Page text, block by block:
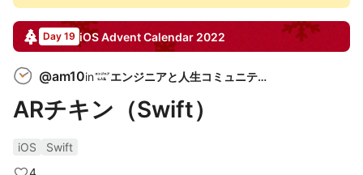
Day 19 iOSAdvent Calendar 2022
@am10in エンジニアと人生コミュニティ
ARチキン（Swift）
iOS
Swift
4